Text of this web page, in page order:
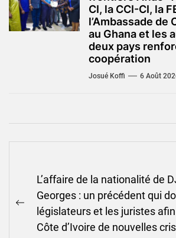
CI, la CCI-CI, la
l’Ambassade de
au Ghana et les
deux pays
coopération
Josué Koffi 6 Août
l’article
Previous
post:
L’affaire de la nationalité de
Georges : un précédent qui
législateurs et les juristes afin
Côte d’Ivoire de nouvelles